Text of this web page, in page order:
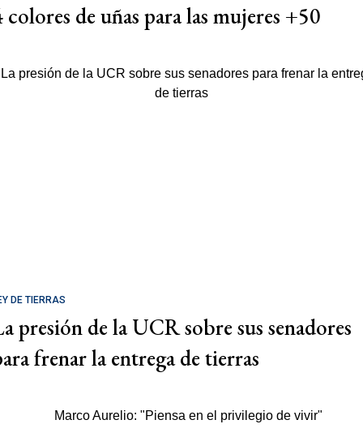
colores de uñas para las mujeres +50
DE TIERRAS
presión de la UCR sobre sus senadores
frenar la entrega de tierras